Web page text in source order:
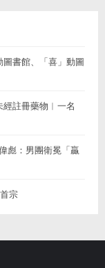
書館、「喜」動圖
註冊藥物︱一名
彪：男團衛冕「贏
首宗